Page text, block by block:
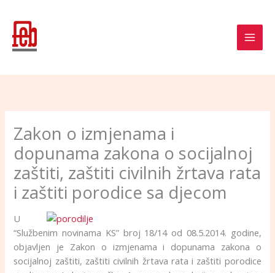
content
Zakon o izmjenama i
dopunama zakona o socijalnoj
zaštiti, zaštiti civilnih žrtava rata
i zaštiti porodice sa djecom
U
“Službenim novinama KS” broj 18/14 od 08.5.2014. godine,
objavljen je Zakon o izmjenama i dopunama zakona o
socijalnoj zaštiti, zaštiti civilnih žrtava rata i zaštiti porodice